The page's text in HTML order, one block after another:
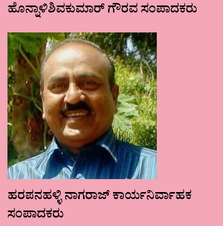
ಹೊನ್ನಾಳಿಶಿವಕುಮಾರ್ ಗೌರವ ಸಂಪಾದಕರು
ಹರಪನಹಳ್ಳಿ ನಾಗರಾಜ್ ಕಾರ್ಯನಿರ್ವಾಹಕ
ಸಂಪಾದಕರು